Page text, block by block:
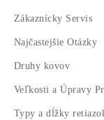
Zákaznícky Servis
Najčastejšie Otázky
Druhy kovov
Veľkosti a Úpravy
Typy a dĺžky